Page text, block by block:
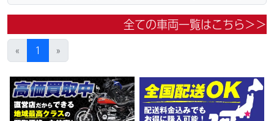
４．５万円にて配達致します！！（離島の場合は港止めになりま
す）ｗｅｂローン・カード各種取り扱ってます。詳しくはお問合
わせ下さい。車輌の詳細写真などメールにて送ってますので何な
問い合わせ下さい。ご契約後の取り置き＆保管無料サービス行っ
てます！当社ホームページにて詳細画像見れます。
全ての車両一覧はこちら＞＞
« 1 »